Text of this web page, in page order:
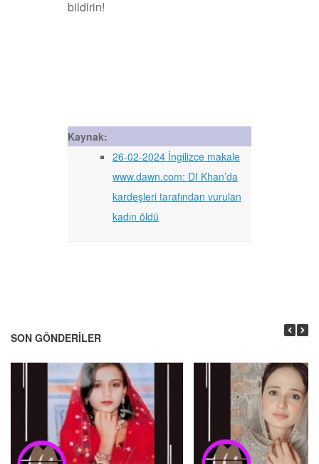
bildirin!
Kaynak:
26-02-2024 İngilizce makale
www.dawn.com: DI Khan’da
kardeşleri tarafından vurulan
kadın öldü
SON GÖNDERILER